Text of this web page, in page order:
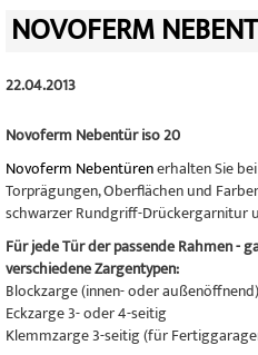
NOVOFERM
22.04.2013
Novoferm Nebentür iso 20
Novoferm Nebentürenerhalten Sie
Torprägungen, Oberflächen und
schwarzer Rundgriff-Drückergarnitur
Für jede Tür der passende Rahmen -
verschiedene Zargentypen:
Blockzarge (innen- oder außenöffnend)
Eckzarge 3- oder 4-seitig
Klemmzarge 3-seitig (für